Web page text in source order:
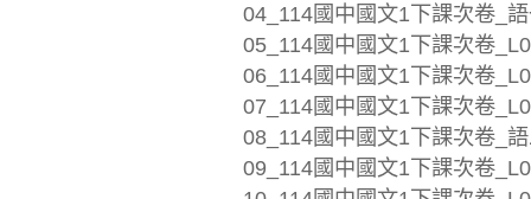
04_114國中國文1下課次卷_
05_114國中國文1下課次卷
06_114國中國文1下課次卷
07_114國中國文1下課次卷
08_114國中國文1下課次卷_
09_114國中國文1下課次卷